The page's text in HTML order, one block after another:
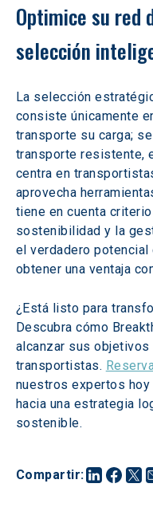
Compartir:
Optimice su red
selección
La selección
consiste únicamente
transporte su carga;
transporte resistente,
centra en
aprovecha
tiene en cuenta
sostenibilidad y la
el verdadero
obtener una ventaja
¿Está listo para
Descubra cómo
alcanzar sus
transportistas.
nuestros expertos
hacia una estrategia
sostenible.